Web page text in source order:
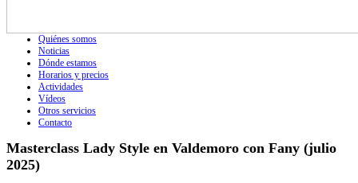
Quiénes somos
Noticias
Dónde estamos
Horarios y precios
Actividades
Vídeos
Otros servicios
Contacto
Masterclass Lady Style en Valdemoro con Fany (julio
2025)